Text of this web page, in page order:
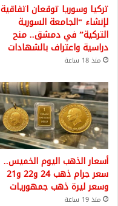
تركيا وسوريا توقعان اتفاقية
لإنشاء “الجامعة السورية
التركية” في دمشق.. منح
دراسية واعتراف بالشهادات
منذ 18 ساعة
أسعار الذهب اليوم الخميس..
سعر جرام ذهب 24 و22 و21
وسعر ليرة ذهب جمهوريات
منذ 19 ساعة